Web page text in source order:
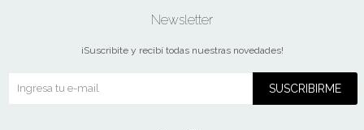
Newsletter
¡Suscribite y recibí todas nuestras novedades!
SUSCRIBIRME